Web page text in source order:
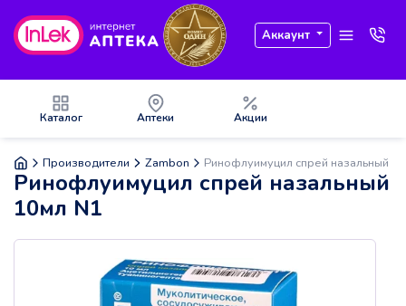
Аккаунт
Каталог Аптеки Акции
Производители Zambon Ринофлуимуцил спрей назальный
Ринофлуимуцил спрей назальный
10мл N1